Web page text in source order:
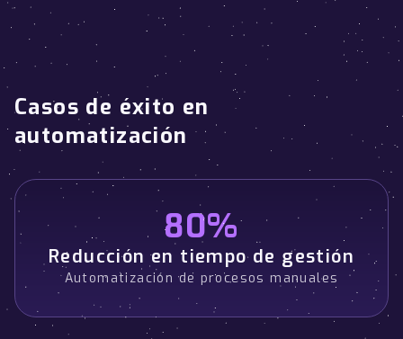
Casos de éxito en
automatización
80%
Reducción en tiempo de gestión
Automatización de procesos manuales